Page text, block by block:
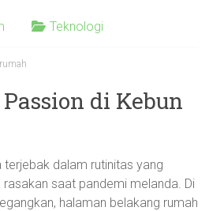
Teknologi
rumah
di Kebun
terjebak dalam rutinitas yang
saat pandemi melanda. Di
halaman belakang rumah